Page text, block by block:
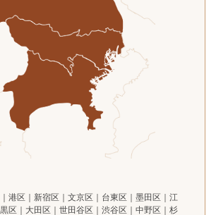
港区｜新宿区｜文京区｜台東区｜墨田区｜江
区｜大田区｜世田谷区｜渋谷区｜中野区｜杉